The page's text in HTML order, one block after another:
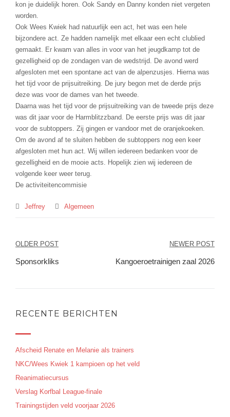
kon je duidelijk horen. Ook Sandy en Danny konden niet vergeten
worden.
Ook Wees Kwiek had natuurlijk een act, het was een hele
bijzondere act. Ze hadden namelijk met elkaar een echt clublied
gemaakt. Er kwam van alles in voor van het jeugdkamp tot de
gezelligheid op de zondagen van de wedstrijd. De avond werd
afgesloten met een spontane act van de alpenzusjes. Hierna was
het tijd voor de prijsuitreiking. De jury begon met de derde prijs
deze was voor de dames van het tweede.
Daarna was het tijd voor de prijsuitreiking van de tweede prijs deze
was dit jaar voor de Harmblitzzband. De eerste prijs was dit jaar
voor de subtoppers. Zij gingen er vandoor met de oranjekoeken.
Om de avond af te sluiten hebben de subtoppers nog een keer
afgesloten met hun act. Wij willen iedereen bedanken voor de
gezelligheid en de mooie acts. Hopelijk zien wij iedereen de
volgende keer weer terug.
De activiteitencommisie
Jeffrey Algemeen
Bericht
navigatie
OLDER POST
Sponsorkliks
NEWER POST
Kangoeroetrainigen zaal 2026
RECENTE BERICHTEN
Afscheid Renate en Melanie als trainers
NKC/Wees Kwiek 1 kampioen op het veld
Reanimatiecursus
Verslag Korfbal League-finale
Trainingstijden veld voorjaar 2026